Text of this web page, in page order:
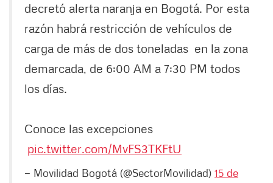
decretó alerta naranja en Bogotá. Por esta
razón habrá restricción de vehículos de
carga de más de dos toneladas en la zona
demarcada, de 6:00 AM a 7:30 PM todos
los días.
Conoce las excepciones
pic.twitter.com/MvFS3TKFtU
— Movilidad Bogotá (@SectorMovilidad) 15 de